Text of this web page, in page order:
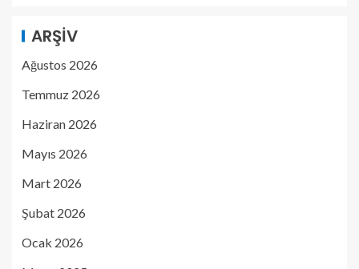
ARŞIV
Ağustos 2026
Temmuz 2026
Haziran 2026
Mayıs 2026
Mart 2026
Şubat 2026
Ocak 2026